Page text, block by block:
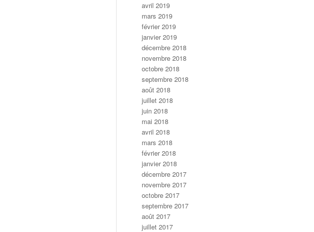
avril 2019
mars 2019
février 2019
janvier 2019
décembre 2018
novembre 2018
octobre 2018
septembre 2018
août 2018
juillet 2018
juin 2018
mai 2018
avril 2018
mars 2018
février 2018
janvier 2018
décembre 2017
novembre 2017
octobre 2017
septembre 2017
août 2017
juillet 2017